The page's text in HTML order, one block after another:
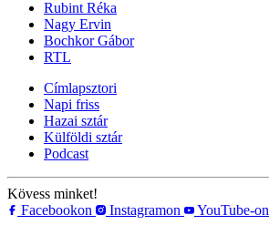
Rubint Réka
Nagy Ervin
Bochkor Gábor
RTL
Címlapsztori
Napi friss
Hazai sztár
Külföldi sztár
Podcast
Kövess minket!
Facebookon
Instagramon YouTube-on